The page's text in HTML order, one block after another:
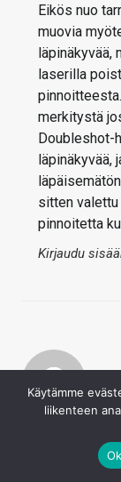
Eikös nuo
muovia
läpinäkyvää,
laserilla
merkitystä
Doubleshot-
läpinäkyvää,
sitten
pinnoitetta
Kirjaudu
Käytämme
liikenteen
Ok